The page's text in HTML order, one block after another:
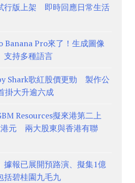
行版上架 即時回應日常生活
Banana Pro來了！生成圖像
持多種語言
Shark歌紅股價更勁 製作公
掛大升逾六成
Resources擬來港第二上
元 兩大股東與香港有聯
據報已展開預路演、擬集1億
碧桂園九毛九